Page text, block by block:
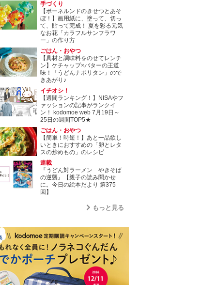
手づくり
【ボーネルンドのきせつとあそ
ぼ！】画用紙に、塗って、切っ
て、貼って完成！ 夏を彩る元気
なお花「カラフルサンフラワ
ー」の作り方
ごはん・おやつ
【具材と調味料をのせてレンチ
ン】ケチャップ×バターの王道
味！「うどんナポリタン」ので
きあがり♪
イチオシ！
【週間ランキング！】NISAやフ
ァッションの記事がランクイ
ン！ kodomoe web 7月19日～
25日の週間TOP5★
ごはん・おやつ
【簡単！時短！】あと一品欲し
いときにおすすめの「卵とレタ
スの炒めもの」のレシピ
連載
『うどん対ラーメン やきそば
の逆襲』【親子の読み聞かせ
に。今日の絵本だより 第375
回】
もっと見る